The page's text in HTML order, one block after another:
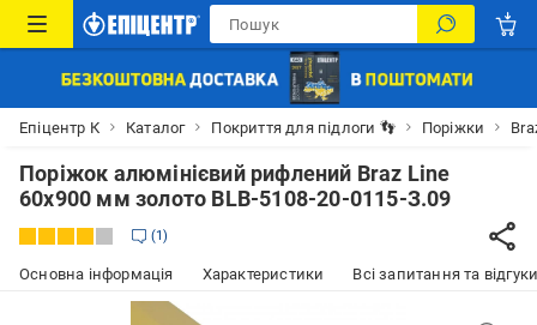
Епіцентр К Каталог Покриття для підлоги 👣 Поріжки
Поріжок алюмінієвий рифлений Braz Line
60x900 мм золото BLB-5108-20-0115-З.09
1
Основна інформація Характеристики Всі запитання та